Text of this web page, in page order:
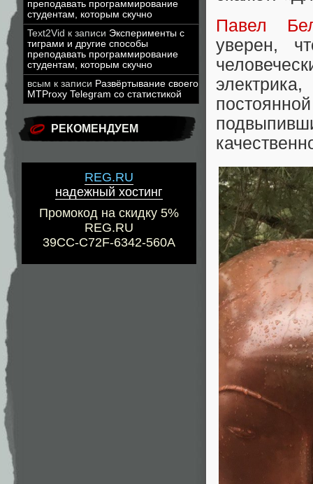
преподавать программирование
студентам, которым скучно
Text2Vid к записи Эксперименты с
тиграми и другие способы
преподавать программирование
студентам, которым скучно
всым к записи Развёртывание своего
MTProxy Telegram со статистикой
РЕКОМЕНДУЕМ
REG.RU
надежный хостинг
Промокод на скидку 5%
REG.RU
39CC-C72F-6342-560A
Павел
уверен,